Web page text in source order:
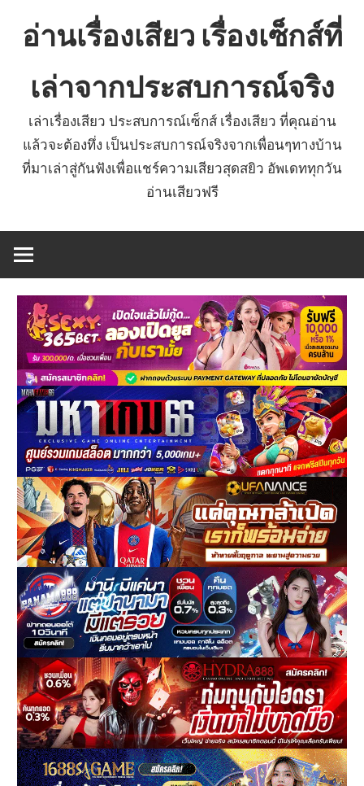
อ่านเรื่องเสียว เรื่องเซ็กส์ที่
เล่าจากประสบการณ์จริง
เล่าเรื่องเสียว ประสบการณ์เซ็กส์ เรื่องเสียว ที่คุณอ่าน
แล้วจะต้องทึ่ง เป็นประสบการณ์จริงจากเพื่อนๆทางบ้าน
ที่มาเล่าสู่กันฟังเพื่อแชร์ความเสียวสุดสยิว อัพเดททุกวัน
อ่านเสียวฟรี